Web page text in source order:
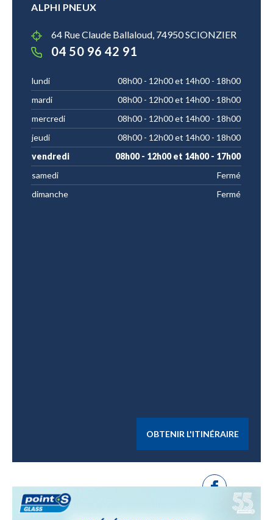
ALPHI PNEUX
64 Rue Claude Ballaloud, 74950 SCIONZIER
04 50 96 42 91
lundi
08h00 - 12h00 et 14h00 - 18h00
mardi
08h00 - 12h00 et 14h00 - 18h00
mercredi
08h00 - 12h00 et 14h00 - 18h00
jeudi
08h00 - 12h00 et 14h00 - 18h00
vendredi
08h00 - 12h00 et 14h00 - 17h00
samedi
Fermé
dimanche
Fermé
OBTENIR L'ITINÉRAIRE